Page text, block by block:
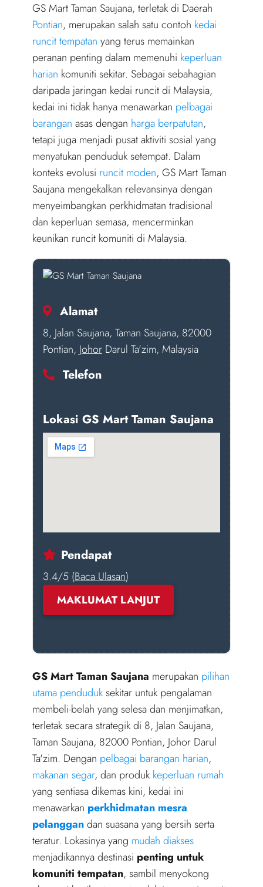
w
t
e
r
)
e
o
o
k
t
r
e
s
t
k
d
I
n
l
GS Mart Taman Saujana, terletak di Daerah
Pontian, merupakan salah satu contoh kedai
runcit tempatan yang terus memainkan
peranan penting dalam memenuhi keperluan
harian komuniti sekitar. Sebagai sebahagian
daripada jaringan kedai runcit di Malaysia,
kedai ini tidak hanya menawarkan pelbagai
barangan asas dengan harga berpatutan,
tetapi juga menjadi pusat aktiviti sosial yang
menyatukan penduduk setempat. Dalam
konteks evolusi runcit moden, GS Mart Taman
Saujana mengekalkan relevansinya dengan
menyeimbangkan perkhidmatan tradisional
dan keperluan semasa, mencerminkan
keunikan runcit komuniti di Malaysia.
Alamat
8, Jalan Saujana, Taman Saujana, 82000
Pontian, Johor Darul Ta'zim, Malaysia
Telefon
Lokasi GS Mart Taman Saujana
Pendapat
3.4/5 (Baca Ulasan)
MAKLUMAT LANJUT
GS Mart Taman Saujana merupakan pilihan
utama penduduksekitar untuk pengalaman
membeli-belah yang selesa dan menjimatkan,
terletak secara strategik di 8, Jalan Saujana,
Taman Saujana, 82000 Pontian, Johor Darul
Ta'zim. Dengan pelbagai barangan harian,
makanan segar, dan produk keperluan rumah
yang sentiasa dikemas kini, kedai ini
menawarkan perkhidmatan mesra
pelanggandan suasana yang bersih serta
teratur. Lokasinya yang mudah diakses
menjadikannya destinasi penting untuk
komuniti tempatan, sambil menyokong